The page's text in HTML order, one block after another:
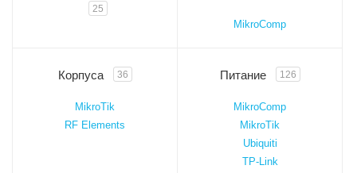
25
MikroComp
Корпуса 36
MikroTik
RF Elements
Питание 126
MikroComp
MikroTik
Ubiquiti
TP-Link